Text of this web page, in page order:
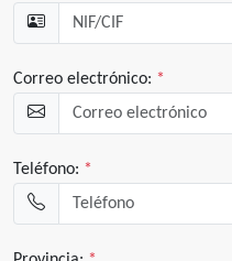
Correo electrónico: *
Teléfono: *